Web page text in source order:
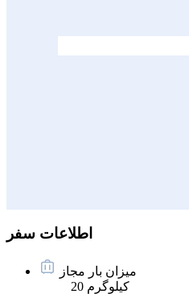
اطلاعات سفر
میزان بار مجاز
20 کیلوگرم